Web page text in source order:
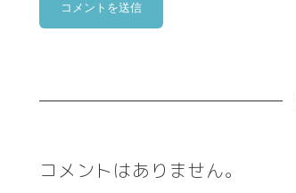
コメントはありません。